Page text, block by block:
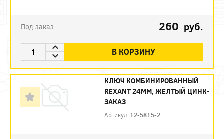
Под заказ 260 руб.
В КОРЗИНУ
КЛЮЧ КОМБИНИРОВАННЫЙ
REXANT 24ММ, ЖЕЛТЫЙ ЦИНК-
ЗАКАЗ
Артикул: 12-5815-2